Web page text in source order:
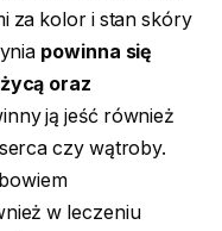
za kolor i stan skóry
powinna się
oraz
ją jeść również
czy wątroby.
w leczeniu